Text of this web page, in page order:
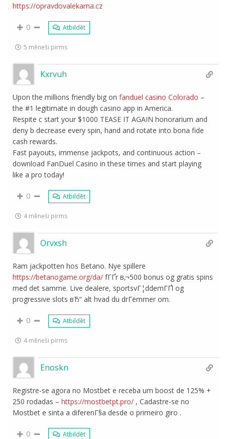
https://opravdovalekarna.cz
0 Atbildēt
5 mēneši pirms
Kxrvuh
Upon the millions friendly big onfanduel casino Colorado
the #1 legitimate in dough casino app in America.
Respite c start your $1000 TEASE IT AGAIN honorarium and
deny b decrease every spin, hand and rotate into bona fide
cash rewards.
Fast payouts, immense jackpots, and continuous action –
download FanDuel Casino in these times and start playing
like a pro today!
0 Atbildēt
4 mēneši pirms
Orvxsh
Ram jackpotten hos Betano. Nye spillere
https://betanogame.org/da/ fГҐr в‚¬500 bonus og gratis spins
med det samme. Live dealere, sportsvГ¦ddemГҐl og
progressive slots вЂ“ alt hvad du drГёmmer om.
0 Atbildēt
4 mēneši pirms
Enoskn
Registre-se agora no Mostbet e receba um boost de 125% +
250 rodadas –https://mostbetpt.pro/ , Cadastre-se no
Mostbet e sinta a diferenГ§a desde o primeiro giro .
0 Atbildēt